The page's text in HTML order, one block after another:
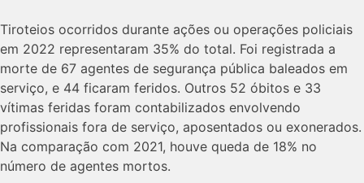
Tiroteios ocorridos durante ações ou operações policiais
em 2022 representaram 35% do total. Foi registrada a
morte de 67 agentes de segurança pública baleados em
serviço, e 44 ficaram feridos. Outros 52 óbitos e 33
vítimas feridas foram contabilizados envolvendo
profissionais fora de serviço, aposentados ou exonerados.
Na comparação com 2021, houve queda de 18% no
número de agentes mortos.